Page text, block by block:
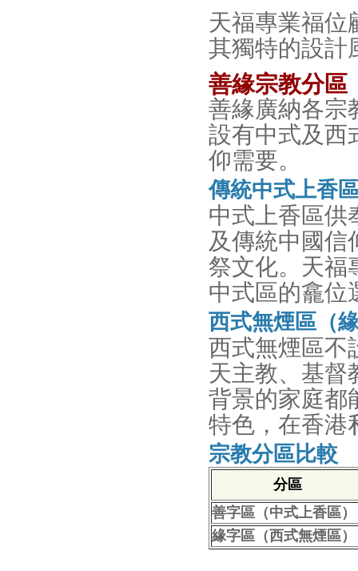
天福專業福位
其獨特的設計
善緣宗教分區
善緣廣納各宗
設有中式及西
仰需要。
傳統中式上香
中式上香區供
及傳統中國信
祭文化。天福
中式區的龕位
西式無煙區（
西式無煙區不
天主教、基督
背景的家庭都
特色，在香港
宗教分區比較
分區
善字區（中式上香區）
緣字區（西式無煙區）